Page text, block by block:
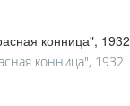
конница", 1932